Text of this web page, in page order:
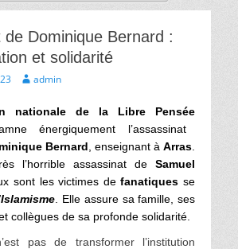
de Dominique Bernard :
et solidarité
Auteur
admin
nationale de la Libre Pensée
énergiquement l’assassinat
Bernard , enseignant à Arras
l’horrible assassinat de Samuel
sont les victimes defanatiques se
. Elle assure sa famille, ses
collègues de sa profonde solidarité.
pas de transformer l’institution